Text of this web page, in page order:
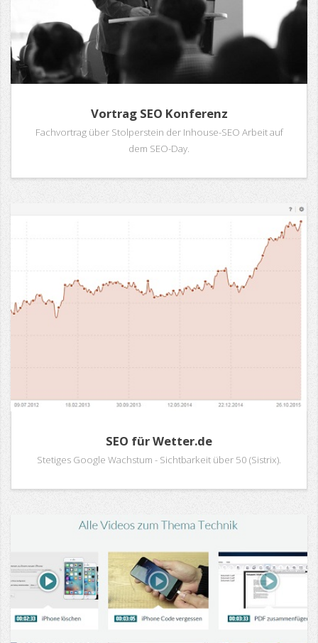
Vortrag SEO Konferenz
Fachvortrag über Stolperstein der Inhouse-SEO Arbeit auf
dem SEO-Day.
SEO für Wetter.de
Stetiges Google Wachstum - Sichtbarkeit über 50 (Sistrix).